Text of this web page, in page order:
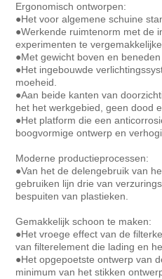
Ergonomisch ontworpen:
●Het voor algemene schuine
●Werkende ruimtenorm met de
experimenten te
●Met gewicht boven en
●Het ingebouwde
moeheid.
●Aan beide kanten van
het het werkgebied, geen dood
●Het platform die een
boogvormige ontwerp en
Moderne productieprocessen:
●Van het de delengebruik van
gebruiken lijn drie van
bespuiten van plastieken.
Gemakkelijk schoon te maken:
●Het vroege effect van de
van filterelement die lading en
●Het opgepoetste ontwerp van
minimum van het stikken